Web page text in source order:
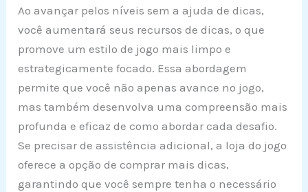
Ao avançar pelos níveis sem a ajuda de dicas,
você aumentará seus recursos de dicas, o que
promove um estilo de jogo mais limpo e
estrategicamente focado. Essa abordagem
permite que você não apenas avance no jogo,
mas também desenvolva uma compreensão mais
profunda e eficaz de como abordar cada desafio.
Se precisar de assistência adicional, a loja do jogo
oferece a opção de comprar mais dicas,
garantindo que você sempre tenha o necessário